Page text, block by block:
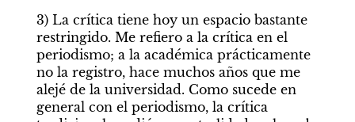
3) La crítica tiene hoy un espacio bastante
restringido. Me refiero a la crítica en el
periodismo; a la académica prácticamente
no la registro, hace muchos años que me
alejé de la universidad. Como sucede en
general con el periodismo, la crítica